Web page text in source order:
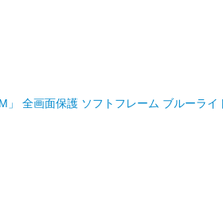
全画面保護 ソフトフレーム ブルーラ